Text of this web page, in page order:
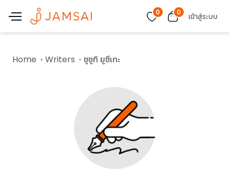
0 0 เข้าสู่ระบบ
Home Writers ซูซูกิ ยูซึเกะ